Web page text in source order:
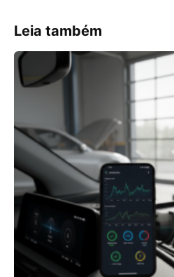
Leia também